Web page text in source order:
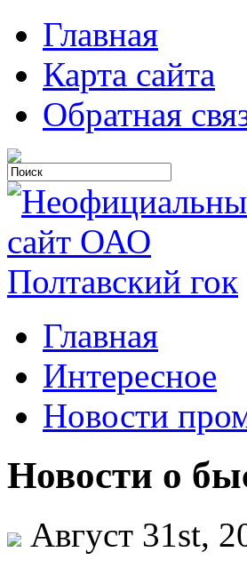
Главная
Карта сайта
Обратная
Главная
Интересное
Новости
Новости о
Август 31st,